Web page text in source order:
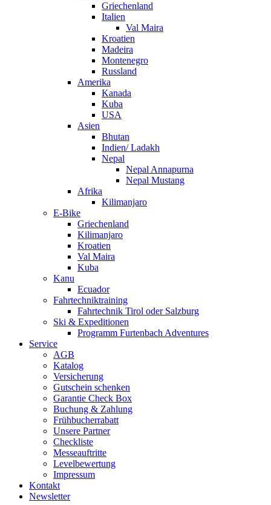
Griechenland
Italien
Val Maira
Kroatien
Madeira
Montenegro
Russland
Amerika
Kanada
Kuba
USA
Asien
Bhutan
Indien/ Ladakh
Nepal
Nepal Annapurna
Nepal Mustang
Afrika
Kilimanjaro
E-Bike
Griechenland
Kilimanjaro
Kroatien
Val Maira
Kuba
Kanu
Ecuador
Fahrtechniktraining
Fahrtechnik Tirol oder Salzburg
Ski & Expeditionen
Programm Furtenbach Adventures
Service
AGB
Katalog
Versicherung
Gutschein schenken
Garantie Check Box
Buchung & Zahlung
Frühbucherrabatt
Unsere Partner
Checkliste
Messeauftritte
Levelbewertung
Impressum
Kontakt
Newsletter